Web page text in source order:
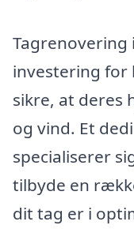
Tagrenovering
investering for
sikre, at deres
og vind. Et
specialiserer
tilbyde en
dit tag er i